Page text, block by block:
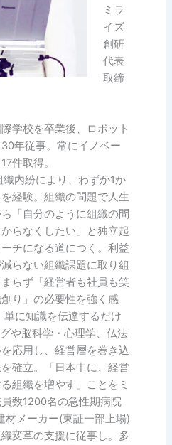
ミラ
イズ
創研
代表
取締
学校を卒業後、ロボット
年従事。常にイノベー
件取得。
内紛により、わずか1か
経験。組織の問題で人生
「自分のように組織の問
らなくしたい」と独立起
チになる道につく。利益
らない組織課題に取り組
らず「経営者も社員も笑
り」の必要性を強く感
単に知識を伝達するだけ
や脳科学・心理学、仏法
応用し、経営層を巻き込
確立。「日本中に、経営
組織を増やす」ことをミ
数1200名の急性期病院
メーカー(東証一部上場)
変革の支援に従事し。多